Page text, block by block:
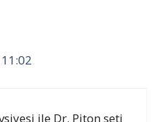
ile Dr. Piton seti